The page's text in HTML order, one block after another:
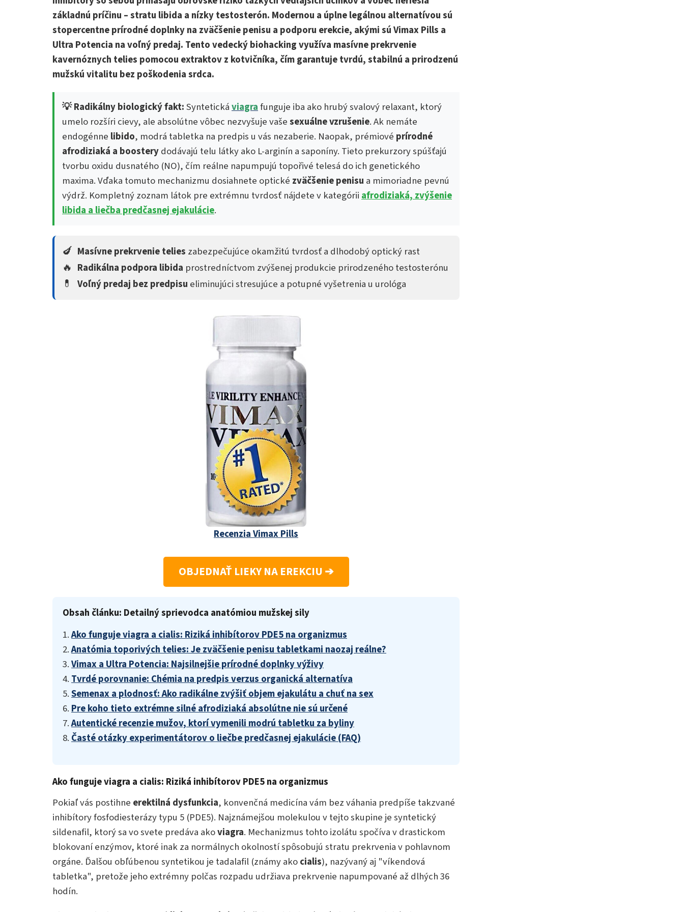
základnú príčinu – stratu libida a nízky testosterón. Modernou a úplne legálnou alternatívou sú
stopercentne prírodné doplnky na zväčšenie penisu a podporu erekcie, akými sú Vimax Pills a
Ultra Potencia na voľný predaj. Tento vedecký biohacking využíva masívne prekrvenie
kavernóznych telies pomocou extraktov z kotvičníka, čím garantuje tvrdú, stabilnú a prirodzenú
mužskú vitalitu bez poškodenia srdca.
💡 Radikálny biologický fakt:Syntetickáviagrafunguje iba ako hrubý svalový relaxant, ktorý
umelo rozšíri cievy, ale absolútne vôbec nezvyšuje vašesexuálne vzrušenie. Ak nemáte
endogénne libido, modrá tabletka na predpis u vás nezaberie. Naopak, prémiové prírodné
afrodiziaká a boosterydodávajú telu látky ako L-arginín a saponíny. Tieto prekurzory spúšťajú
tvorbu oxidu dusnatého (NO), čím reálne napumpujú topořivé telesá do ich genetického
maxima. Vďaka tomuto mechanizmu dosiahnete optické zväčšenie penisu a mimoriadne pevnú
výdrž. Kompletný zoznam látok pre extrémnu tvrdosť nájdete v kategórii afrodiziaká, zvýšenie
libida a liečba predčasnej ejakulácie.
🍆 Masívne prekrvenie telies zabezpečujúce okamžitú tvrdosť a dlhodobý optický rast
🔥 Radikálna podpora libida prostredníctvom zvýšenej produkcie prirodzeného testosterónu
💊 Voľný predaj bez predpisu eliminujúci stresujúce a potupné vyšetrenia u urológa
Recenzia Vimax Pills
OBJEDNAŤ LIEKY NA EREKCIU ➔
Obsah článku: Detailný sprievodca anatómiou mužskej sily
1.Ako funguje viagra a cialis: Riziká inhibítorov PDE5 na organizmus
2.Anatómia toporivých telies: Je zväčšenie penisu tabletkami naozaj reálne?
3.Vimax a Ultra Potencia: Najsilnejšie prírodné doplnky výživy
4. Tvrdé porovnanie: Chémia na predpis verzus organická alternatíva
5.Semenax a plodnosť: Ako radikálne zvýšiť objem ejakulátu a chuť na sex
6. Pre koho tieto extrémne silné afrodiziaká absolútne nie sú určené
7.Autentické recenzie mužov, ktorí vymenili modrú tabletku za byliny
8. Časté otázky experimentátorov o liečbe predčasnej ejakulácie (FAQ)
Ako funguje viagra a cialis: Riziká inhibítorov PDE5 na organizmus
Pokiaľ vás postihne erektilná dysfunkcia, konvenčná medicína vám bez váhania predpíše takzvané
inhibítory fosfodiesterázy typu 5 (PDE5). Najznámejšou molekulou v tejto skupine je syntetický
sildenafil, ktorý sa vo svete predáva akoviagra. Mechanizmus tohto izolátu spočíva v drastickom
blokovaní enzýmov, ktoré inak za normálnych okolností spôsobujú stratu prekrvenia v pohlavnom
orgáne. Ďalšou obľúbenou syntetikou je tadalafil (známy akocialis), nazývaný aj "víkendová
tabletka", pretože jeho extrémny polčas rozpadu udržiava prekrvenie napumpované až dlhých 36
hodín.